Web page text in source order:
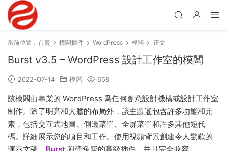
當前位置： 首頁 模闆插件 WordPress 模闆 正文
Burst v3.5 – WordPress 設計工作室的模闆
2022-07-14 模闆 658
該模闆由專業的 WordPress 爲任何創意設計機構或設計工作室
制作。除了明亮和大膽的布局外，該主題還包含許多功能和元
素，包括交互式地圖、側邊菜單、全屏菜單和許多其他短代
碼。詳細展示您的項目和工作。使用視頻背景創建令人驚歎的